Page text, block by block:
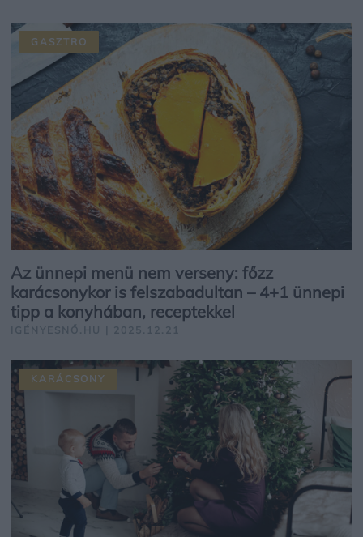
Az ünnepi menü nem verseny: főzz
karácsonykor is felszabadultan – 4+1 ünnepi
tipp a konyhában, receptekkel
IGÉNYESNŐ.HU | 2025.12.21
GASZTRO
KARÁCSONY